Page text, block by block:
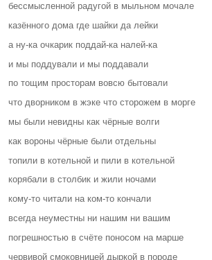
бессмысленной радугой в мыльном мочале
казённого дома где шайки да лейки
а ну-ка очкарик поддай-ка налей-ка
и мы поддували и мы поддавали
по тощим просторам вовсю бытовали
что дворником в жэке что сторожем в морге
мы были невидны как чёрные волги
как вороны чёрные были отдельны
топили в котельной и пили в котельной
корябали в столбик и жили ночами
кому-то читали на ком-то кончали
всегда неуместны ни нашим ни вашим
погрешностью в счёте поносом на марше
червивой смоковницей дыркой в породе